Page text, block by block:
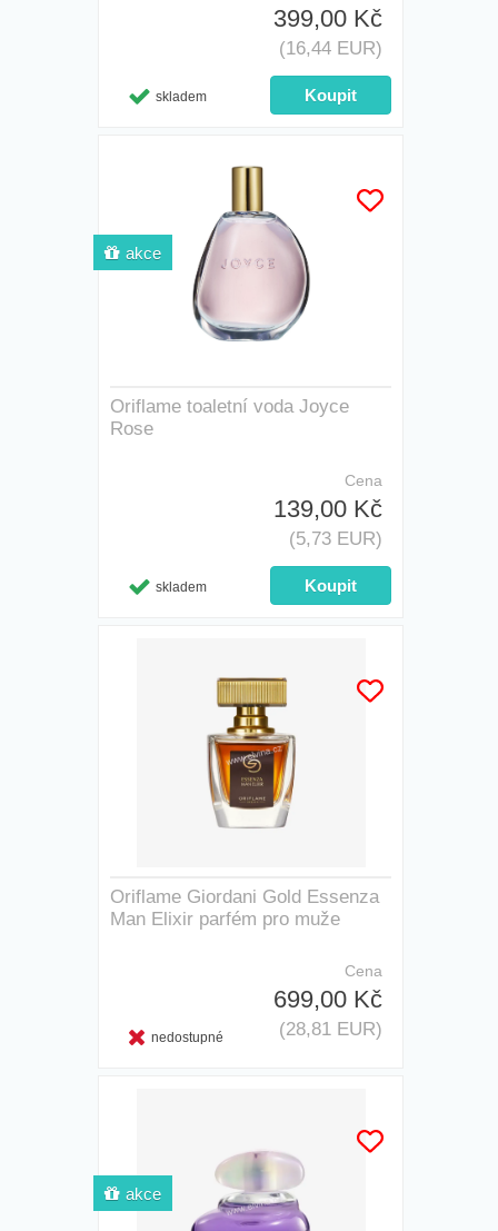
399,00 Kč
(16,44 EUR)
skladem
Oriflame toaletní voda Joyce
Rose
Cena
139,00 Kč
(5,73 EUR)
skladem
akce
Oriflame Giordani Gold Essenza
Man Elixir parfém pro muže
Cena
699,00 Kč
(28,81 EUR)
nedostupné
akce